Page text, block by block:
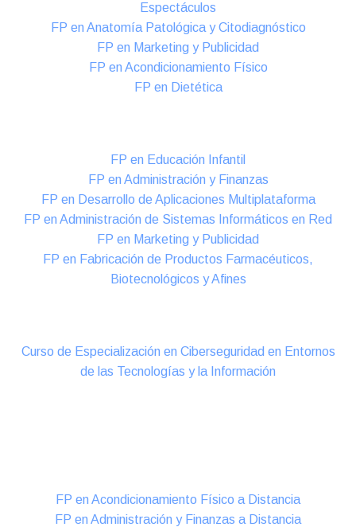
Espectáculos
FP en Anatomía Patológica y Citodiagnóstico
FP en Marketing y Publicidad
FP en Acondicionamiento Físico
FP en Dietética
FP en Educación Infantil
FP en Administración y Finanzas
FP en Desarrollo de Aplicaciones Multiplataforma
FP en Administración de Sistemas Informáticos en Red
FP en Marketing y Publicidad
FP en Fabricación de Productos Farmacéuticos,
Biotecnológicos y Afines
Curso de Especialización en Ciberseguridad en Entornos
de las Tecnologías y la Información
FP en Acondicionamiento Físico a Distancia
FP en Administración y Finanzas a Distancia